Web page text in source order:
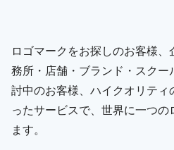
ロゴマークをお探しのお客様
務所・店舗・ブランド・スク
討中のお客様、ハイクオリテ
ったサービスで、世界に一つ
ます。